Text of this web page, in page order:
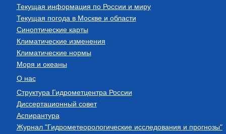
Текущая информация по России и миру
Текущая погода в Москве и области
Синоптические карты
Климатические изменения
Климатические нормы
Моря и океаны
О нас
Структура Гидрометцентра России
Диссертационный совет
Аспирантура
Журнал "Гидрометеорологические исследования и прогнозы"